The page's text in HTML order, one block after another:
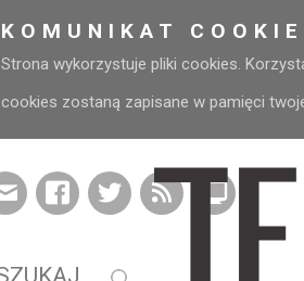
KOMUNIKAT
Strona wykorzystuje pliki cookies.
cookies zostaną zapisane w pamięci